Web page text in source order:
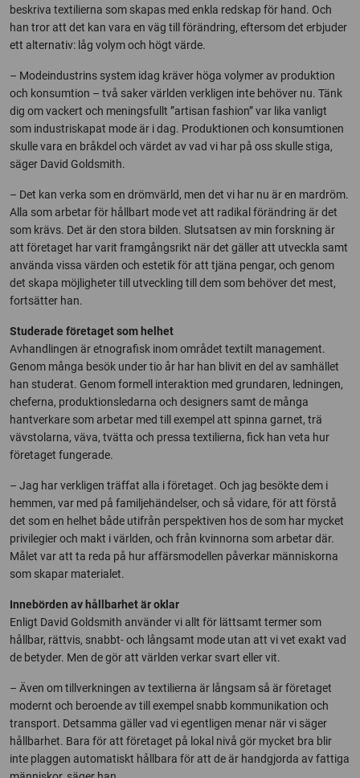
beskriva textilierna som skapas med enkla redskap för hand. Och
han tror att det kan vara en väg till förändring, eftersom det erbjuder
ett alternativ: låg volym och högt värde.
– Modeindustrins system idag kräver höga volymer av produktion
och konsumtion – två saker världen verkligen inte behöver nu. Tänk
dig om vackert och meningsfullt ”artisan fashion” var lika vanligt
som industriskapat mode är i dag. Produktionen och konsumtionen
skulle vara en bråkdel och värdet av vad vi har på oss skulle stiga,
säger David Goldsmith.
– Det kan verka som en drömvärld, men det vi har nu är en mardröm.
Alla som arbetar för hållbart mode vet att radikal förändring är det
som krävs. Det är den stora bilden. Slutsatsen av min forskning är
att företaget har varit framgångsrikt när det gäller att utveckla samt
använda vissa värden och estetik för att tjäna pengar, och genom
det skapa möjligheter till utveckling till dem som behöver det mest,
fortsätter han.
Studerade företaget som helhet
Avhandlingen är etnografisk inom området textilt management.
Genom många besök under tio år har han blivit en del av samhället
han studerat. Genom formell interaktion med grundaren, ledningen,
cheferna, produktionsledarna och designers samt de många
hantverkare som arbetar med till exempel att spinna garnet, trä
vävstolarna, väva, tvätta och pressa textilierna, fick han veta hur
företaget fungerade.
– Jag har verkligen träffat alla i företaget. Och jag besökte dem i
hemmen, var med på familjehändelser, och så vidare, för att förstå
det som en helhet både utifrån perspektiven hos de som har mycket
privilegier och makt i världen, och från kvinnorna som arbetar där.
Målet var att ta reda på hur affärsmodellen påverkar människorna
som skapar materialet.
Innebörden av hållbarhet är oklar
Enligt David Goldsmith använder vi allt för lättsamt termer som
hållbar, rättvis, snabbt- och långsamt mode utan att vi vet exakt vad
de betyder. Men de gör att världen verkar svart eller vit.
– Även om tillverkningen av textilierna är långsam så är företaget
modernt och beroende av till exempel snabb kommunikation och
transport. Detsamma gäller vad vi egentligen menar när vi säger
hållbarhet. Bara för att företaget på lokal nivå gör mycket bra blir
inte plaggen automatiskt hållbara för att de är handgjorda av fattiga